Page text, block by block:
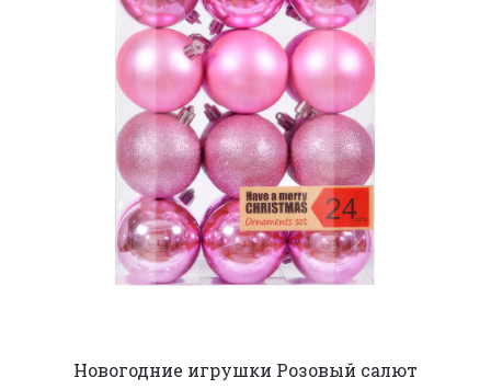
Новогодние игрушки Розовый салют